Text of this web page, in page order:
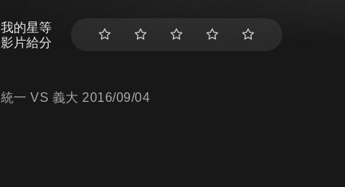
我的星等
影片給分
統一 VS 義大 2016/09/04